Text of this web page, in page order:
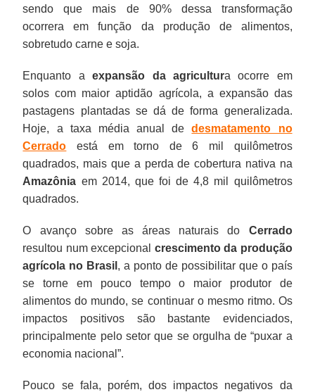
sendo que mais de 90% dessa transformação
ocorrera em função da produção de alimentos,
sobretudo carne e soja.
Enquanto aexpansão da agricultura ocorre em
solos com maior aptidão agrícola, a expansão das
pastagens plantadas se dá de forma generalizada.
Hoje, a taxa média anual dedesmatamento no
Cerrado está em torno de 6 mil quilômetros
quadrados, mais que a perda de cobertura nativa na
Amazônia em 2014, que foi de 4,8 mil quilômetros
quadrados.
O avanço sobre as áreas naturais do Cerrado
resultou num excepcional crescimento da produção
agrícola no Brasil , a ponto de possibilitar que o país
se torne em pouco tempo o maior produtor de
alimentos do mundo, se continuar o mesmo ritmo. Os
impactos positivos são bastante evidenciados,
principalmente pelo setor que se orgulha de “puxar a
economia nacional”.
Pouco se fala, porém, dos impactos negativos da